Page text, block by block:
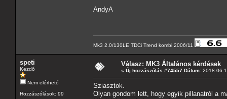
AndyA
Mk3 2.0/130LE TDCi Trend kombi 2006/11
speti
Kezdő
Nem elérhető
Hozzászólások: 99
Válasz: MK3 Általános kérdések
« Új hozzászólás #74557 Dátum:
Sziasztok.
Olyan gondom lett, hogy egyik pillanatról a